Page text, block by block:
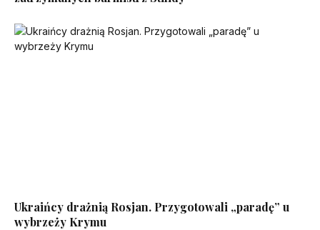
Ukraińcy drażnią Rosjan. Przygotowali „paradę” u
wybrzeży Krymu